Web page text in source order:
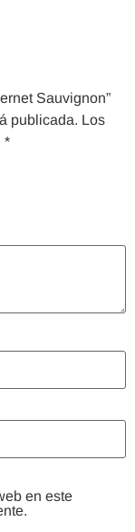
Sauvignon”
publicada. Los
*
en este